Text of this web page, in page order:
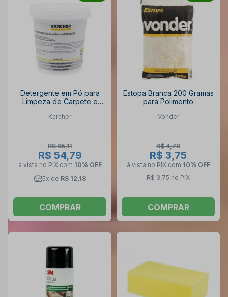
Detergente em Pó para
Limpeza de Carpete e
Estofado 800g RM 760
KARCHER
Karcher
R$ 95,11
R$ 54,79
à vista no PIX com 10% OFF
5x de R$ 12,18
COMPRAR
Estopa Branca 200 Gramas
para Polimento
6340013000 VONDER
Vonder
R$ 4,70
R$ 3,75
à vista no PIX com 10% OFF
R$ 3,75 no PIX
COMPRAR